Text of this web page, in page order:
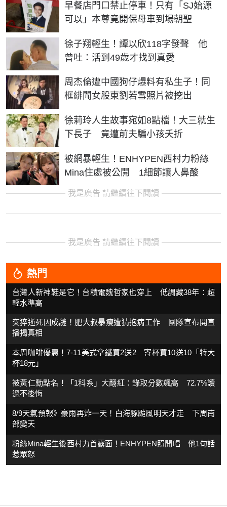
早餐店門口禁止停車！只有「SJ始源
可以」本尊竟開保母車到場朝聖
徐子翔輕生！譚以欣118字發聲 他
曾吐：活到49歲才找到真愛
周杰倫遭中國狗仔爆料有私生子！同
框緋聞女股東劉若雪照片被挖出
徐莉玲人生故事宛如8點檔！大三就生
下長子 竟遭前夫騙小孩夭折
被網暴輕生！ENHYPEN西村力粉絲
Mina住處被公開 1細節讓人鼻酸
我是廣告 請繼續往下閱讀
我是廣告 請繼續往下閱讀
熱門
台灣人新神鞋是它！台積電魏哲家也穿上 低調藏38年：超
輕水準高
突猝逝死因成謎！肥大叔暴瘦遭猜抱病工作 團隊宣布開直
播揭真相
本周咖啡優惠！7-11美式拿鐵買2送2 寄杯買10送10「特大
杯18元」
被黃仁勳點名！「1科系」大翻紅：錄取分數飆高 72.7%讀
過不後悔
8/9天氣預報》豪雨再炸一天！白海豚颱風明天才走 下周南
部變天
粉絲Mina輕生後西村力首露面！ENHYPEN照開唱 他1句話
惹眾怒